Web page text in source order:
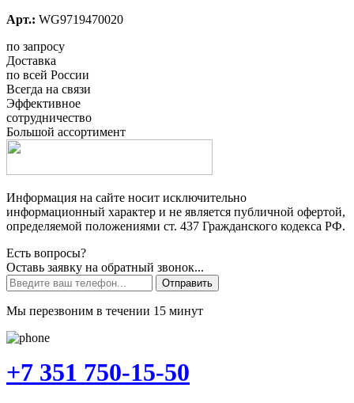
Арт.: WG9719470020
по запросу
Доставка
по всей России
Всегда на связи
Эффективное
сотрудничество
Большой ассортимент
Информация на сайте носит исключительно
информационный характер и не является публичной офертой,
определяемой положениями ст. 437 Гражданского кодекса РФ.
Есть вопросы?
Оставь заявку на обратный звонок...
Отправить
Мы перезвоним в течении 15 минут
+7 351 750-15-50